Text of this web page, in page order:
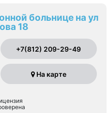
больнице на ул
18
+7(812) 209-29-49
На карте